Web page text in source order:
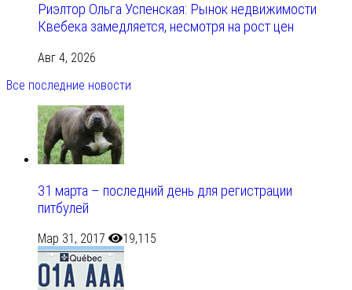
Риэлтор Ольга Успенская: Рынок недвижимости
Квебека замедляется, несмотря на рост цен
Авг 4, 2026
Все последние новости
31 марта – последний день для регистрации
питбулей
Мар 31, 2017 19,115